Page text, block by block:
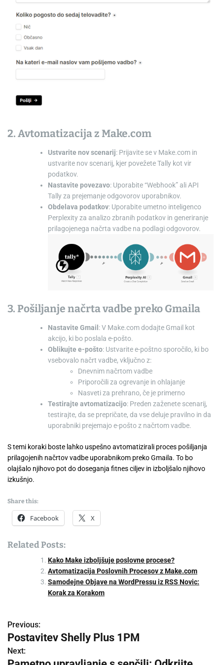
2. Avtomatizacija z Make.com
Ustvarite nov scenarij: Prijavite se v Make.com in
ustvarite nov scenarij, kjer povežete Tally kot vir
podatkov.
Nastavite povezavo: Uporabite “Webhook” ali API
Tally za prejemanje odgovorov uporabnikov.
Obdelava podatkov: Uporabite umetno inteligenco
Perplexity za analizo zbranih podatkov in generiranje
prilagojenega načrta vadbe na podlagi odgovorov.
3. Pošiljanje načrta vadbe preko Gmaila
Nastavite Gmail : V Make.com dodajte Gmail kot
akcijo, ki bo poslala e-pošto.
Oblikujte e-pošto: Ustvarite e-poštno sporočilo, ki bo
vsebovalo načrt vadbe, vključno z:
Dnevnim načrtom vadbe
Priporočili za ogrevanje in ohlajanje
Nasveti za prehrano, če je primerno
Testirajte avtomatizacijo: Preden zaženete scenarij,
testirajte, da se prepričate, da vse deluje pravilno in da
uporabniki prejemajo e-pošto z načrtom vadbe.
S temi koraki boste lahko uspešno avtomatizirali proces pošiljanja
prilagojenih načrtov vadbe uporabnikom preko Gmaila. To bo
olajšalo njihovo pot do doseganja fitnes ciljev in izboljšalo njihovo
izkušnjo.
Share this:
Facebook X
Related Posts:
Kako Make izboljšuje poslovne procese?
Avtomatizacija Poslovnih Procesov z Make.com
Samodejne Objave na WordPressu iz RSS Novic:
Korak za Korakom
P
o
Previous:
Postavitev Shelly Plus 1PM
Next: